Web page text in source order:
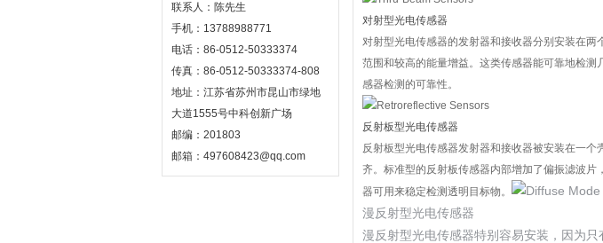
联系人：陈先生
手机：13788988771
电话：86-0512-50333374
传真：86-0512-50333374-808
地址：江苏省苏州市昆山市绿地
大道1555号中科创新广场
邮编：201803
邮箱：497608423@qq.com
对射型光电传感器
对射型光电传感器的发射器和接收器分别安装在
范围和较高的能量增益。这类传感器能可靠地检
感器检测的可靠性。
反射板型光电传感器
反射板型光电传感器发射器和接收器被安装在一
齐。标准型的反射板传感器内部增加了偏振滤波
器可用来稳定检测透明目标物。
漫反射型光电传感器
漫反射型光电传感器特别容易安装，因为